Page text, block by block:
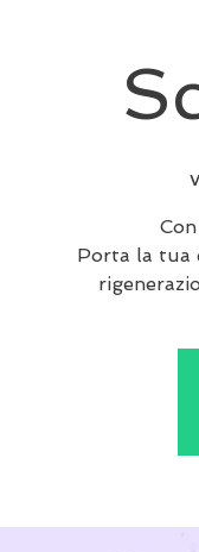
Porta la tua